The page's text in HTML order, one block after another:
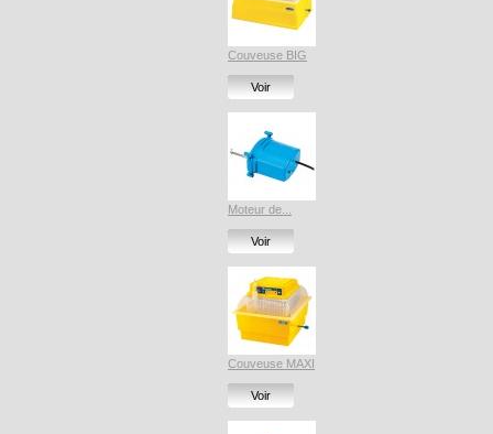
Couveuse BIG
Voir
Moteur de...
Voir
Couveuse MAXI
Voir